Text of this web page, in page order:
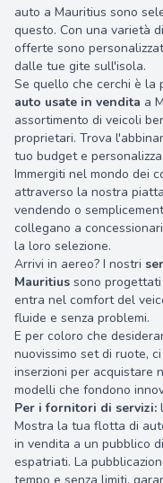
10000.00
auto a Mauritius sono
questo. Con una varietà
offerte sono
dalle tue gite sull'isola.
Se quello che cerchi è la
auto usate in vendita a
assortimento di veicoli
proprietari. Trova
tuo budget e
Immergiti nel mondo dei
attraverso la nostra
vendendo o
collegano a
la loro selezione.
Arrivi in aereo? I nostri
Mauritius sono
entra nel comfort del
fluide e senza problemi.
E per coloro che
nuovissimo set di ruote,
inserzioni per acquistare
modelli che fondono
Per i fornitori di servizi:
Mostra la tua flotta di
in vendita a un pubblico
espatriati. La